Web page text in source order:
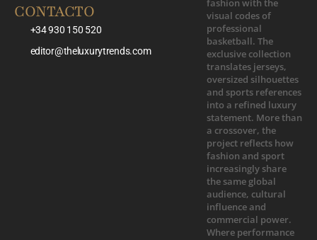
CONTACTO
+34 930 150 520
editor@theluxurytrends.com